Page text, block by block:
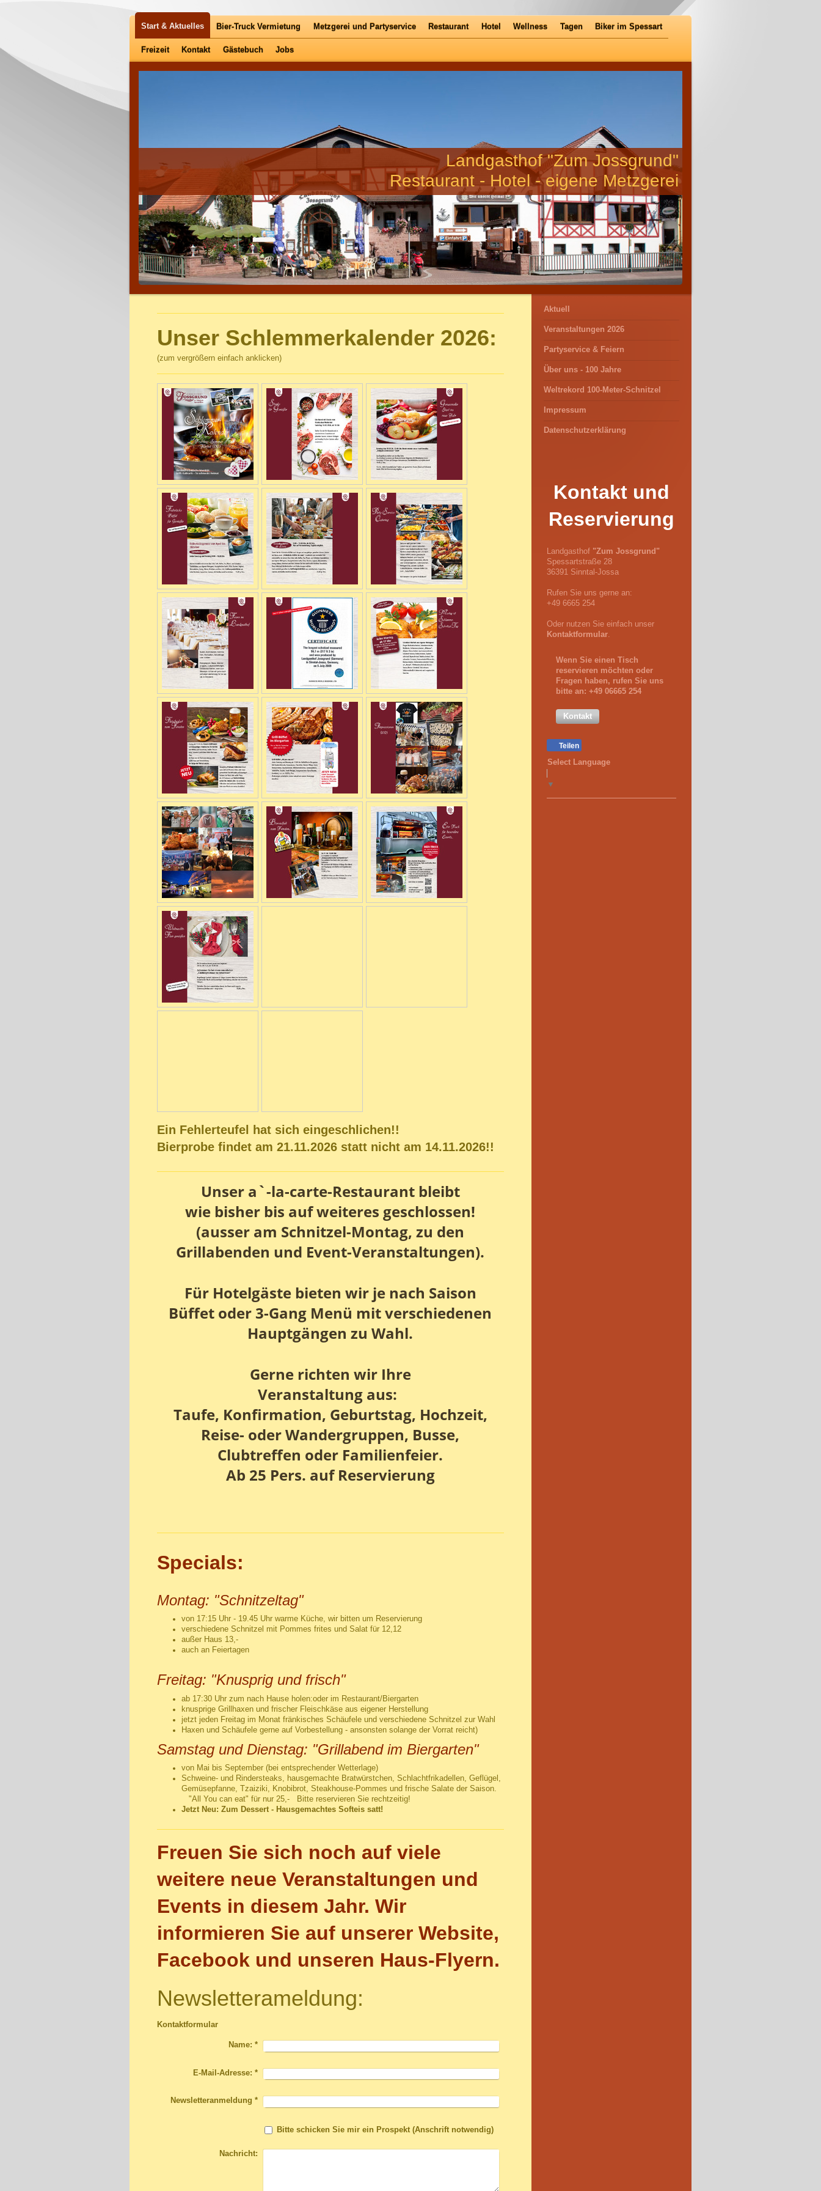
Start & Aktuelles Bier-Truck Vermietung Metzgerei und Partyservice Restaurant Hotel Wellness Tagen Biker im Spessart
Freizeit Kontakt Gästebuch Jobs
Landgasthof "Zum Jossgrund"
Restaurant - Hotel - eigene Metzgerei
Unser Schlemmerkalender 2026:
(zum vergrößern einfach anklicken)
Ein Fehlerteufel hat sich eingeschlichen!!
Bierprobe findet am 21.11.2026 statt nicht am 14.11.2026!!
Unser a`-la-carte-Restaurant bleibt
wie bisher bis auf weiteres geschlossen!
(ausser am Schnitzel-Montag,zu den
Grillabenden und Event-Veranstaltungen).
Für Hotelgäste bieten wir je nach Saison
Büffet oder 3-Gang Menü mit verschiedenen
Hauptgängen zu Wahl.
Gerne richten wir Ihre
Veranstaltung aus:
Taufe, Konfirmation, Geburtstag, Hochzeit,
Reise- oder Wandergruppen, Busse,
Clubtreffen oder Familienfeier.
Ab 25 Pers. auf Reservierung
Specials:
Montag: "Schnitzeltag"
von 17:15 Uhr - 19.45 Uhr warme Küche, wir bitten um Reservierung
verschiedene Schnitzel mit Pommes frites und Salat für 12,12
außer Haus 13,-
auch an Feiertagen
Freitag: "Knusprig und frisch"
ab 17:30 Uhr zum nach Hause holen:oder im Restaurant/Biergarten
knusprige Grillhaxen und frischer Fleischkäse aus eigener Herstellung
jetzt jeden Freitag im Monat fränkisches Schäufele und verschiedene Schnitzel zur Wahl
Haxen und Schäufele gerne auf Vorbestellung - ansonsten solange der Vorrat reicht)
Samstag und Dienstag: "Grillabend im Biergarten"
von Mai bis September (bei entsprechender Wetterlage)
Schweine- und Rindersteaks, hausgemachte Bratwürstchen, Schlachtfrikadellen, Geflügel,
Gemüsepfanne, Tzaiziki, Knobibrot, Steakhouse-Pommes und frische Salate der Saison.
"All You can eat" für nur 25,- Bitte reservieren Sie rechtzeitig!
Jetzt Neu: Zum Dessert - Hausgemachtes Softeis satt!
Freuen Sie sich noch auf viele
weitere neue Veranstaltungen und
Events in diesem Jahr. Wir
informieren Sie auf unserer Website,
Facebook und unseren Haus-Flyern.
Newsletterameldung:
Kontaktformular
Name: *
E-Mail-Adresse: *
Newsletteranmeldung *
Bitte schicken Sie mir ein Prospekt (Anschrift notwendig)
Nachricht:
Aktuell
Veranstaltungen 2026
Partyservice & Feiern
Über uns - 100 Jahre
Weltrekord 100-Meter-Schnitzel
Impressum
Datenschutzerklärung
Kontakt und
Reservierung
Landgasthof "Zum Jossgrund"
Spessartstraße 28
36391 Sinntal-Jossa
Rufen Sie uns gerne an:
+49 6665 254
Oder nutzen Sie einfach unser
Kontaktformular.
Wenn Sie einen Tisch
reservieren möchten oder
Fragen haben, rufen Sie uns
bitte an: +49 06665 254
Kontakt
Teilen
Select Language
▼